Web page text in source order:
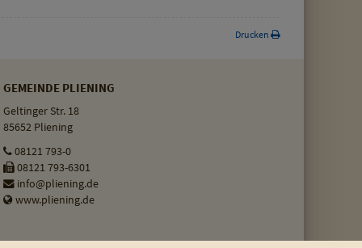
Drucken
GEMEINDE PLIENING
Geltinger Str. 18
85652 Pliening
08121 793-0
08121 793-6301
info@pliening.de
www.pliening.de